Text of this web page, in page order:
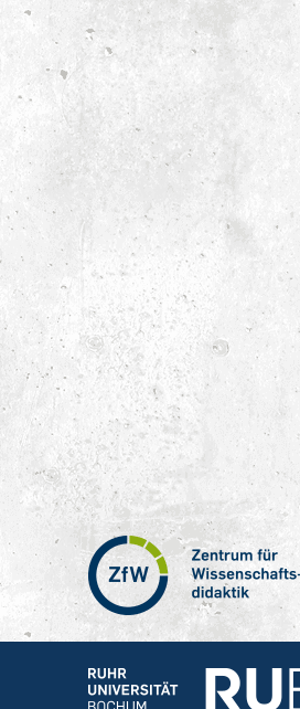
Zentrum
für
Wissenschaftsdidaktik
–
Ruhr-